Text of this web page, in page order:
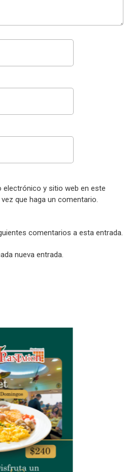
electrónico y sitio web en este
que haga un comentario.
comentarios a esta entrada.
nueva entrada.